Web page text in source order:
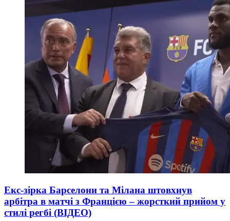
Екс-зірка Барселони та Мілана штовхнув
арбітра в матчі з Францією – жорсткий прийом у
стилі регбі (ВІДЕО)